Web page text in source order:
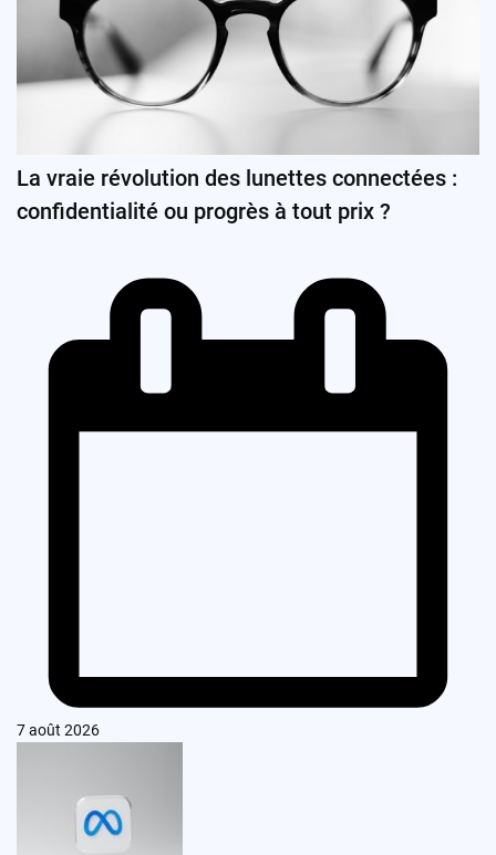
La vraie révolution des lunettes connectées :
confidentialité ou progrès à tout prix ?
7 août 2026